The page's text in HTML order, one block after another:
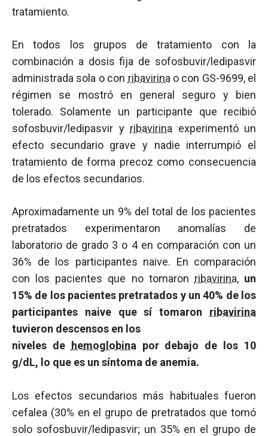
tratamiento.
En todos los grupos de tratamiento con la
combinación a dosis fija de sofosbuvir/ledipasvir
administrada sola o con ribavirina o con GS-9699, el
régimen se mostró en general seguro y bien
tolerado. Solamente un participante que recibió
sofosbuvir/ledipasvir y ribavirina experimentó un
efecto secundario grave y nadie interrumpió el
tratamiento de forma precoz como consecuencia
de los efectos secundarios.
Aproximadamente un 9% del total de los pacientes
pretratados experimentaron anomalías de
laboratorio de grado 3 o 4 en comparación con un
36% de los participantes naive. En comparación
con los pacientes que no tomaron ribavirina, un
15% de los pacientes pretratados y un 40% de los
participantes naive que sí tomaron ribavirina
tuvieron descensos en los
niveles de
hemoglobina por debajo de los 10
g/dL, lo que es un síntoma de anemia.
Los efectos secundarios más habituales fueron
cefalea (30% en el grupo de pretratados que tomó
solo sofosbuvir/ledipasvir; un 35% en el grupo de